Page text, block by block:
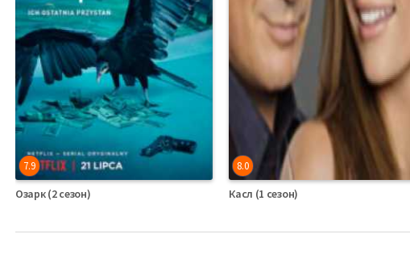
7.9
Озарк (2 сезон)
8.0
Касл (1 сезон)